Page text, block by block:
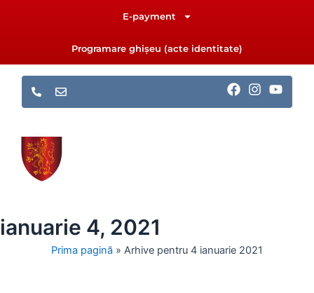
E-payment
Programare ghișeu (acte identitate)
F
I
Y
ianuarie 4, 2021
Prima pagină » Arhive pentru 4 ianuarie 2021